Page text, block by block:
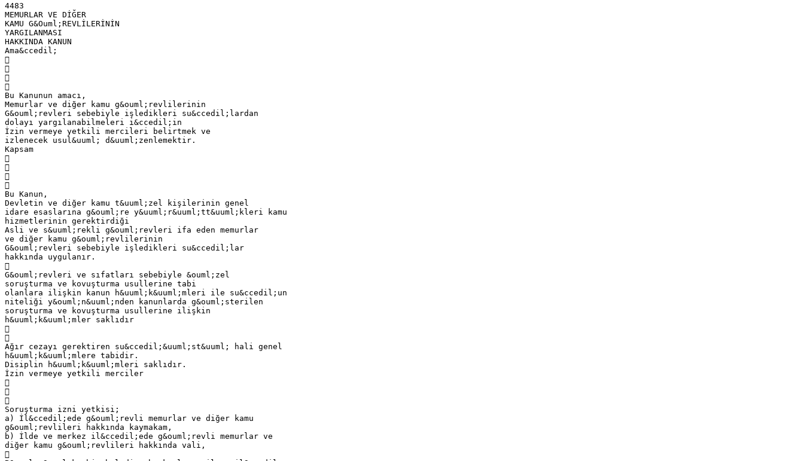
4483
MEMURLAR VE DİĞER
KAMU G&Ouml;REVLİLERİNİN
YARGILANMASI
HAKKINDA KANUN
Ama&ccedil;




Bu Kanunun amacı,
Memurlar ve diğer kamu g&ouml;revlilerinin
G&ouml;revleri sebebiyle işledikleri su&ccedil;lardan
dolayı yargılanabilmeleri i&ccedil;in
İzin vermeye yetkili mercileri belirtmek ve
izlenecek usul&uuml; d&uuml;zenlemektir.
Kapsam




Bu Kanun,
Devletin ve diğer kamu t&uuml;zel kişilerinin genel
idare esaslarına g&ouml;re y&uuml;r&uuml;tt&uuml;kleri kamu
hizmetlerinin gerektirdiği
Asli ve s&uuml;rekli g&ouml;revleri ifa eden memurlar
ve diğer kamu g&ouml;revlilerinin
G&ouml;revleri sebebiyle işledikleri su&ccedil;lar
hakkında uygulanır.

G&ouml;revleri ve sıfatları sebebiyle &ouml;zel
soruşturma ve kovuşturma usullerine tabi
olanlara ilişkin kanun h&uuml;k&uuml;mleri ile su&ccedil;un
niteliği y&ouml;n&uuml;nden kanunlarda g&ouml;sterilen
soruşturma ve kovuşturma usullerine ilişkin
h&uuml;k&uuml;mler saklıdır


Ağır cezayı gerektiren su&ccedil;&uuml;st&uuml; hali genel
h&uuml;k&uuml;mlere tabidir.
Disiplin h&uuml;k&uuml;mleri saklıdır.
İzin vermeye yetkili merciler



Soruşturma izni yetkisi;
a) İl&ccedil;ede g&ouml;revli memurlar ve diğer kamu
g&ouml;revlileri hakkında kaymakam,
b) İlde ve merkez il&ccedil;ede g&ouml;revli memurlar ve
diğer kamu g&ouml;revlileri hakkında vali,
